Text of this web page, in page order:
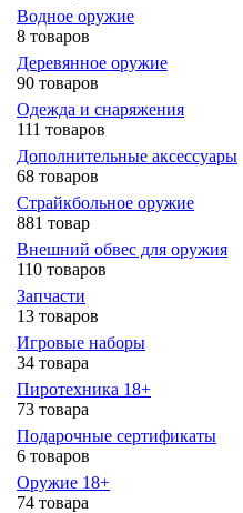
Водное оружие
8 товаров
Деревянное оружие
90 товаров
Одежда и снаряжения
111 товаров
Дополнительные аксессуары
68 товаров
Страйкбольное оружие
881 товар
Внешний обвес для оружия
110 товаров
Запчасти
13 товаров
Игровые наборы
34 товара
Пиротехника 18+
73 товара
Подарочные сертификаты
6 товаров
Оружие 18+
74 товара